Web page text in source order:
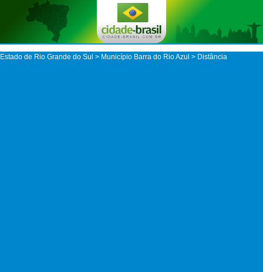
Estado de Rio Grande do Sul > Município Barra do Rio Azul > Distância